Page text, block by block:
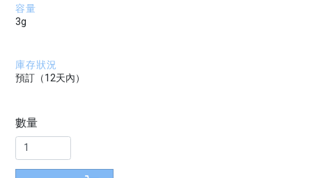
容量
3g
庫存狀況
預訂（12天內）
數量